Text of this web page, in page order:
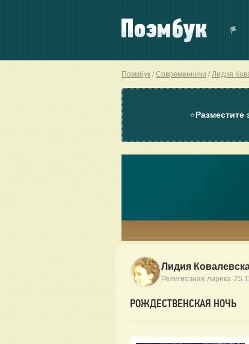
Поэмбук Современники Лидия
⭐Разместите
Лидия
Религиозная лирика·
РОЖДЕСТВЕНСКАЯ НОЧЬ